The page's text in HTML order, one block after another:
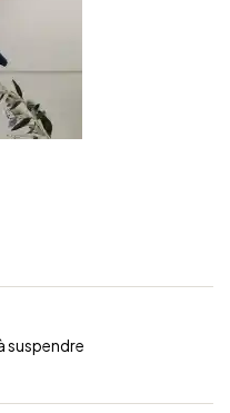
suspendre